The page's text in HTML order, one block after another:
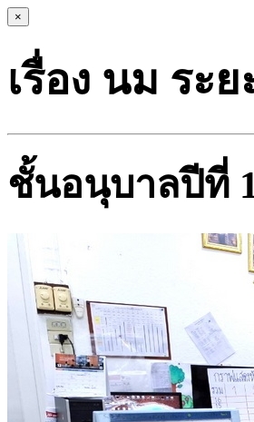
×
เรื่อง นม ระ
ชั้นอนุบาลปีที่